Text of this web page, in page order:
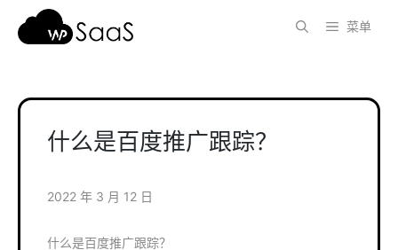
菜单
什么是百度推广跟踪？
2022 年 3 月 12 日
什么是百度推广跟踪？